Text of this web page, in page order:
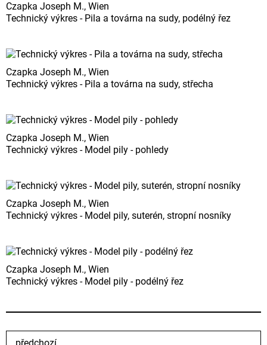
Czapka Joseph M., Wien
Technický výkres - Pila a továrna na sudy, podélný řez
Czapka Joseph M., Wien
Technický výkres - Pila a továrna na sudy, střecha
Czapka Joseph M., Wien
Technický výkres - Model pily - pohledy
Czapka Joseph M., Wien
Technický výkres - Model pily, suterén, stropní nosníky
Czapka Joseph M., Wien
Technický výkres - Model pily - podélný řez